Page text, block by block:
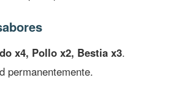
x4, Pollo x2, Bestia x3.
permanentemente.